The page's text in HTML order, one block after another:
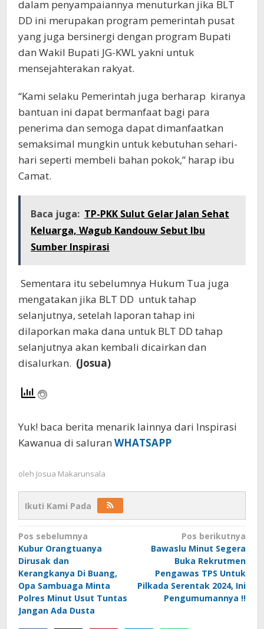
dalam penyampaiannya menuturkan jika BLT
DD ini merupakan program pemerintah pusat
yang juga bersinergi dengan program Bupati
dan Wakil Bupati JG-KWL yakni untuk
mensejahterakan rakyat.
“Kami selaku Pemerintah juga berharap kiranya
bantuan ini dapat bermanfaat bagi para
penerima dan semoga dapat dimanfaatkan
semaksimal mungkin untuk kebutuhan sehari-
hari seperti membeli bahan pokok,” harap ibu
Camat.
Baca juga: TP-PKK Sulut Gelar Jalan Sehat
Keluarga, Wagub Kandouw Sebut Ibu
Sumber Inspirasi
Sementara itu sebelumnya Hukum Tua juga
mengatakan jika BLT DD untuk tahap
selanjutnya, setelah laporan tahap ini
dilaporkan maka dana untuk BLT DD tahap
selanjutnya akan kembali dicairkan dan
disalurkan. (Josua)
Yuk! baca berita menarik lainnya dari Inspirasi
Kawanua di saluran WHATSAPP
oleh Josua Makarunsala
Ikuti Kami Pada
Navigasi
pos
Pos sebelumnya
Kubur Orangtuanya
Dirusak dan
Kerangkanya Di Buang,
Opa Sambuaga Minta
Polres Minut Usut Tuntas
Jangan Ada Dusta
Pos berikutnya
Bawaslu Minut Segera
Buka Rekrutmen
Pengawas TPS Untuk
Pilkada Serentak 2024, Ini
Pengumumannya !!